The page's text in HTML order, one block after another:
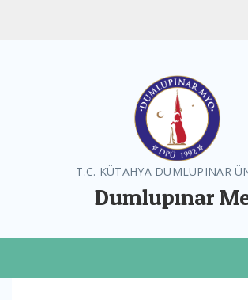
T.C. KÜTAHYA DUMLUPINAR
Dumlupınar